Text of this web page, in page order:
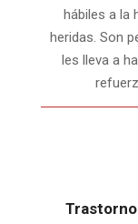
hábiles a la
heridas. Son
les lleva a